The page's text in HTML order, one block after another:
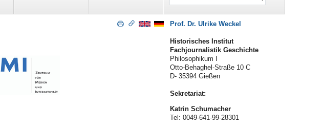
Prof. Dr. Ulrike Weckel
Historisches Institut
Fachjournalistik Geschichte
Philosophikum I
Otto-Behaghel-Straße 10 C
D- 35394 Gießen
Sekretariat:
Katrin Schumacher
Tel: 0049-641-99-28301